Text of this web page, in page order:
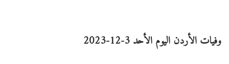
وفيات الأردن اليوم الأحد 3-12-2023